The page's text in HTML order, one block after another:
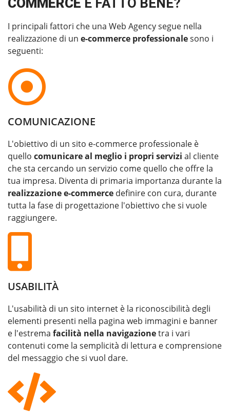
COMMERCE È FATTO BENE?
I principali fattori che una Web Agency segue nella
realizzazione di un e-commerce professionalesono i
seguenti:
COMUNICAZIONE
L'obiettivo di un sito e-commerce professionale è
quello comunicare al meglio i propri servizi al cliente
che sta cercando un servizio come quello che offre la
tua impresa. Diventa di primaria importanza durante la
realizzazione e-commerce definire con cura, durante
tutta la fase di progettazione l'obiettivo che si vuole
raggiungere.
USABILITÀ
L'usabilità di un sito internet è la riconoscibilità degli
elementi presenti nella pagina web immagini e banner
e l'estrema facilità nella navigazionetra i vari
contenuti come la semplicità di lettura e comprensione
del messaggio che si vuol dare.